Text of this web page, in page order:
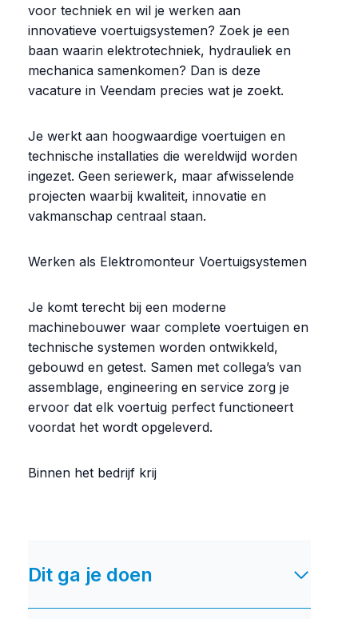
voor techniek en wil je werken aan
innovatieve voertuigsystemen? Zoek je een
baan waarin elektrotechniek, hydrauliek en
mechanica samenkomen? Dan is deze
vacature in Veendam precies wat je zoekt.
Je werkt aan hoogwaardige voertuigen en
technische installaties die wereldwijd worden
ingezet. Geen seriewerk, maar afwisselende
projecten waarbij kwaliteit, innovatie en
vakmanschap centraal staan.
Werken als Elektromonteur Voertuigsystemen
Je komt terecht bij een moderne
machinebouwer waar complete voertuigen en
technische systemen worden ontwikkeld,
gebouwd en getest. Samen met collega’s van
assemblage, engineering en service zorg je
ervoor dat elk voertuig perfect functioneert
voordat het wordt opgeleverd.
Binnen het bedrijf krij
Dit ga je doen